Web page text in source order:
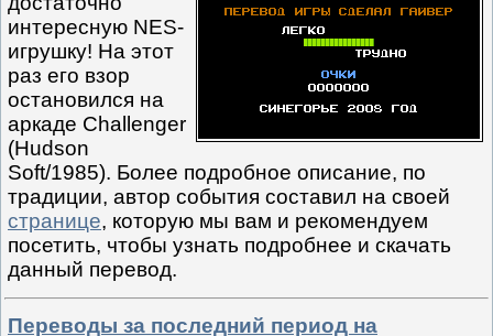
интересную NES-
игрушку! На этот
раз его взор
остановился на
аркаде Challenger
(Hudson
Soft/1985). Более подробное описание, по
традиции, автор события составил на своей
странице, которую мы вам и рекомендуем
посетить, чтобы узнать подробнее и скачать
данный перевод.
Переводы за последний период на